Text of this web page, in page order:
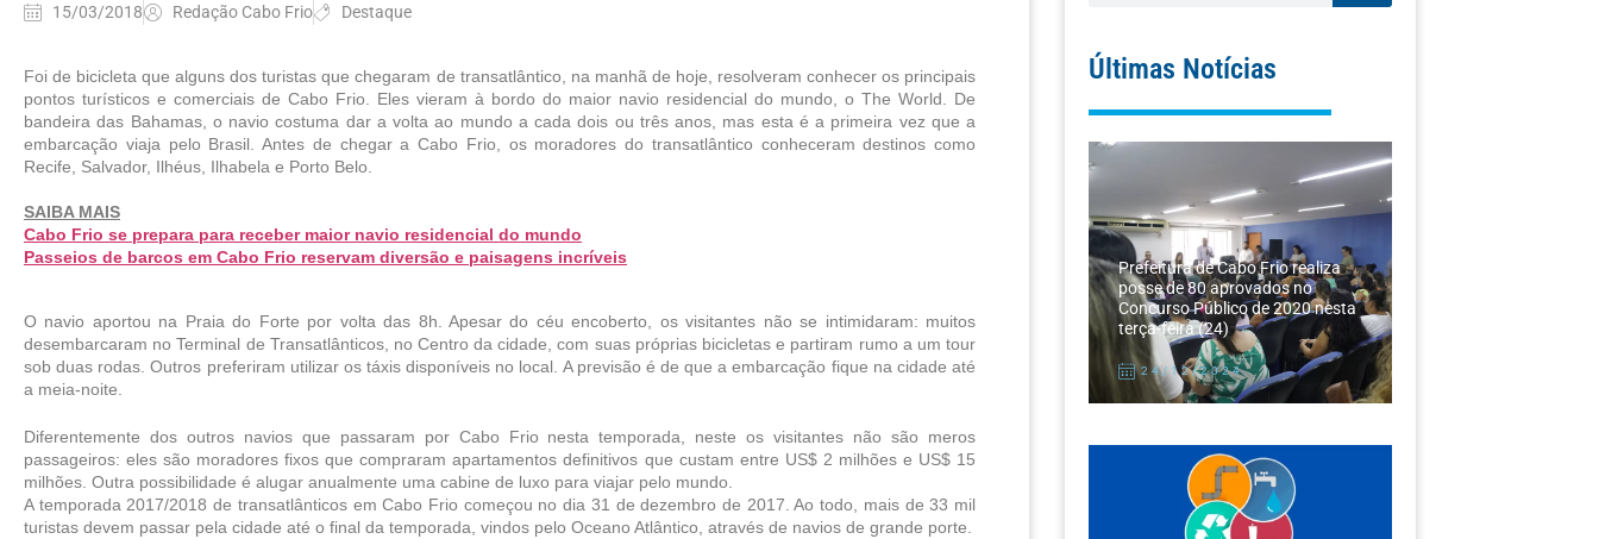
15/03/2018 Redação Cabo Frio Destaque
Foi de bicicleta que alguns dos turistas que chegaram de transatlântico, na manhã de hoje, resolveram conhecer os principais
pontos turísticos e comerciais de Cabo Frio. Eles vieram à bordo do maior navio residencial do mundo, o The World. De
bandeira das Bahamas, o navio costuma dar a volta ao mundo a cada dois ou três anos, mas esta é a primeira vez que a
embarcação viaja pelo Brasil. Antes de chegar a Cabo Frio, os moradores do transatlântico conheceram destinos como
Recife, Salvador, Ilhéus, Ilhabela e Porto Belo.
SAIBA MAIS
Cabo Frio se prepara para receber maior navio residencial do mundo
Passeios de barcos em Cabo Frio reservam diversão e paisagens incríveis
O navio aportou na Praia do Forte por volta das 8h. Apesar do céu encoberto, os visitantes não se intimidaram: muitos
desembarcaram no Terminal de Transatlânticos, no Centro da cidade, com suas próprias bicicletas e partiram rumo a um tour
sob duas rodas. Outros preferiram utilizar os táxis disponíveis no local. A previsão é de que a embarcação fique na cidade até
a meia-noite.
Diferentemente dos outros navios que passaram por Cabo Frio nesta temporada, neste os visitantes não são meros
passageiros: eles são moradores fixos que compraram apartamentos definitivos que custam entre US$ 2 milhões e US$ 15
milhões. Outra possibilidade é alugar anualmente uma cabine de luxo para viajar pelo mundo.
A temporada 2017/2018 de transatlânticos em Cabo Frio começou no dia 31 de dezembro de 2017. Ao todo, mais de 33 mil
Últimas Notícias
Prefeitura de Cabo Frio realiza
posse de 80 aprovados no
Concurso Público de 2020 nesta
terça-feira (24)
24/12/2024